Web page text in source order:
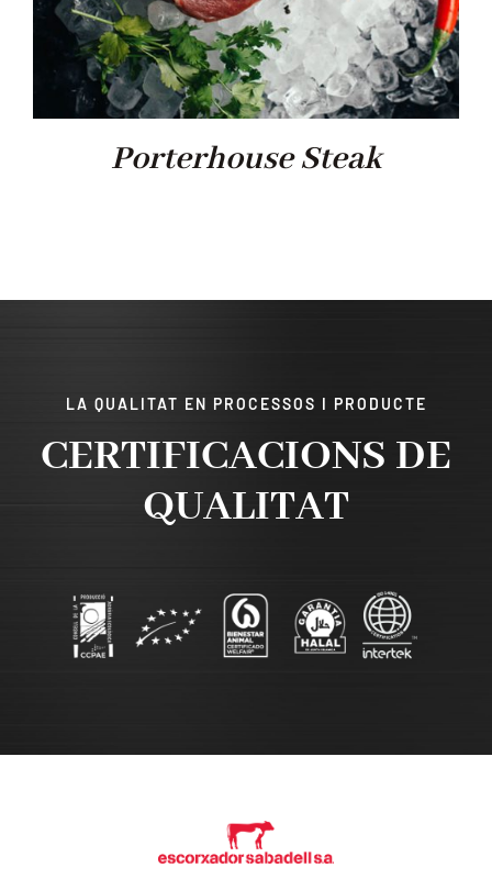
Porterhouse Steak
LA QUALITAT EN PROCESSOS I PRODUCTE
CERTIFICACIONS DE
QUALITAT